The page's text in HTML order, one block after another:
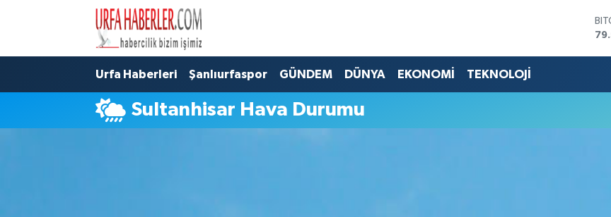
Urfa Haberleri Şanlıurfaspor GÜNDEM DÜNYA EKONOMİ TEKNOLOJİ
Sultanhisar Hava Durumu
Şanlıurfa Nöbetçi Eczaneler
Şanlıurfa Namaz Vakitleri